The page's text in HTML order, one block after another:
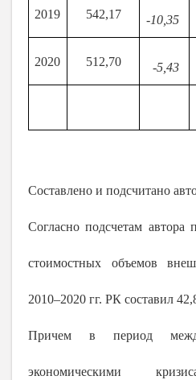
2019 542,17 -10,35
2020 512,70 -5,43
Составлено и подсчитано
Согласно подсчетам
стоимостных объемов
2010–2020 гг. РК составил
Причем в период
экономическими